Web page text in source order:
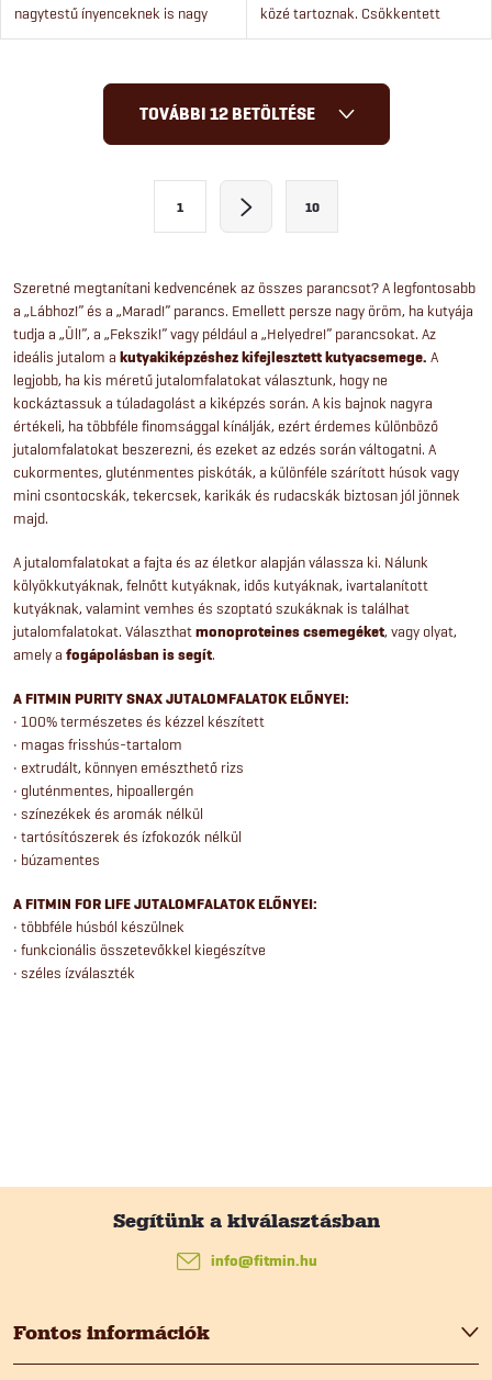
nagytestű ínyenceknek is nagy
örömet okoz. Kiképzésre és
közé tartoznak. Csökkentett
cukor- és gluténtartalommal
annyira a kutya szervezetét,...
a
i
r
á
n
y
t
á
e
l
e
m
e
i
TOVÁBBI 12 BETÖLTÉSE
o
z
á
s
1 10
Szeretné megtanítani kedvencének az összes parancsot? A legfontosabb
a „Lábhoz!” és a „Marad!” parancs. Emellett persze nagy öröm, ha kutyája
tudja a „Ül!”, a „Fekszik!” vagy például a „Helyedre!” parancsokat. Az
ideális jutalom a kutyakiképzéshez kifejlesztett kutyacsemege. A
legjobb, ha kis méretű jutalomfalatokat választunk, hogy ne
kockáztassuk a túladagolást a kiképzés során. A kis bajnok nagyra
értékeli, ha többféle finomsággal kínálják, ezért érdemes különböző
jutalomfalatokat beszerezni, és ezeket az edzés során váltogatni. A
cukormentes, gluténmentes piskóták, a különféle szárított húsok vagy
mini csontocskák, tekercsek, karikák és rudacskák biztosan jól jönnek
majd.
A jutalomfalatokat a fajta és az életkor alapján válassza ki. Nálunk
kölyökkutyáknak, felnőtt kutyáknak, idős kutyáknak, ivartalanított
kutyáknak, valamint vemhes és szoptató szukáknak is találhat
jutalomfalatokat. Választhatmonoproteines csemegéket, vagy olyat,
amely a fogápolásban is segít.
A FITMIN PURITY SNAX JUTALOMFALATOK ELŐNYEI:
• 100% természetes és kézzel készített
• magas frisshús-tartalom
• extrudált, könnyen emészthető rizs
• gluténmentes, hipoallergén
• színezékek és aromák nélkül
• tartósítószerek és ízfokozók nélkül
• búzamentes
A FITMIN FOR LIFE JUTALOMFALATOK ELŐNYEI:
• többféle húsból készülnek
• funkcionális összetevőkkel kiegészítve
• széles ízválaszték
bFontos információk
info@fitmin.hu